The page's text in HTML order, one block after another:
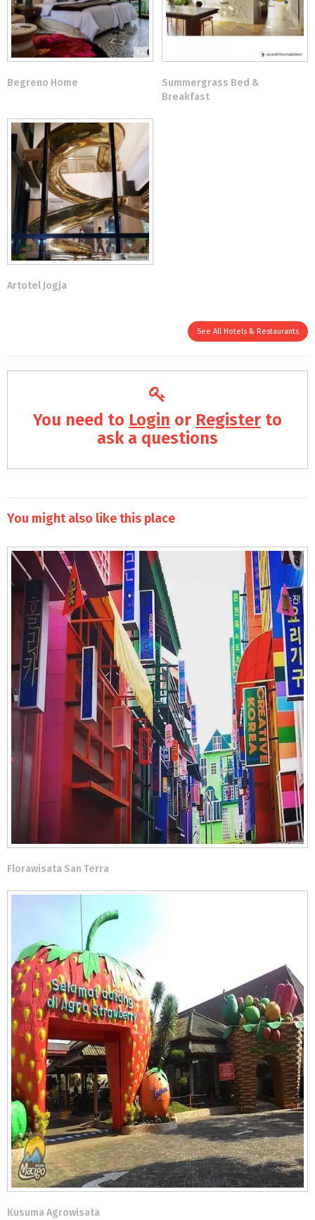
Begreno Home
Summergrass Bed &
Breakfast
Artotel Jogja
See All Hotels & Restaurants
You need to Login or Register to
ask a questions
You might also like this place
Florawisata San Terra
Kusuma Agrowisata